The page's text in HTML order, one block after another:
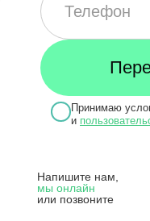
Принимаю
и
Напишите нам,
мы онлайн
или позвоните